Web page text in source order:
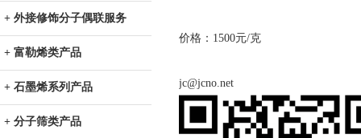
+ 外接修饰分子偶联服务
+ 富勒烯类产品
+ 石墨烯系列产品
+ 分子筛类产品
价格：1500元/克
jc@jcno.net